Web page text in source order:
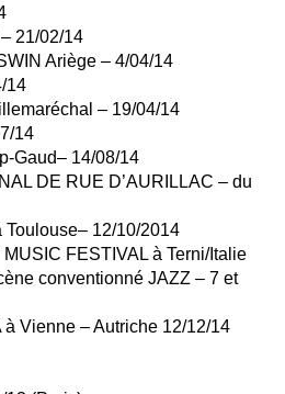
21/02/14
Ariège – 4/04/14
14
– 19/04/14
14
Gaud– 14/08/14
DE RUE D’AURILLAC – du
Toulouse– 12/10/2014
FESTIVAL à Terni/Italie
conventionné JAZZ – 7 et
Vienne – Autriche 12/12/14